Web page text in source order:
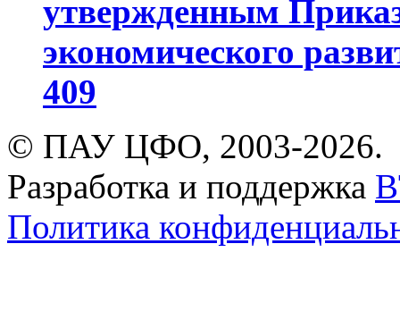
утвержденным
экономического
409
© ПАУ ЦФО, 2003-2026.
Разработка и поддержка
Политика